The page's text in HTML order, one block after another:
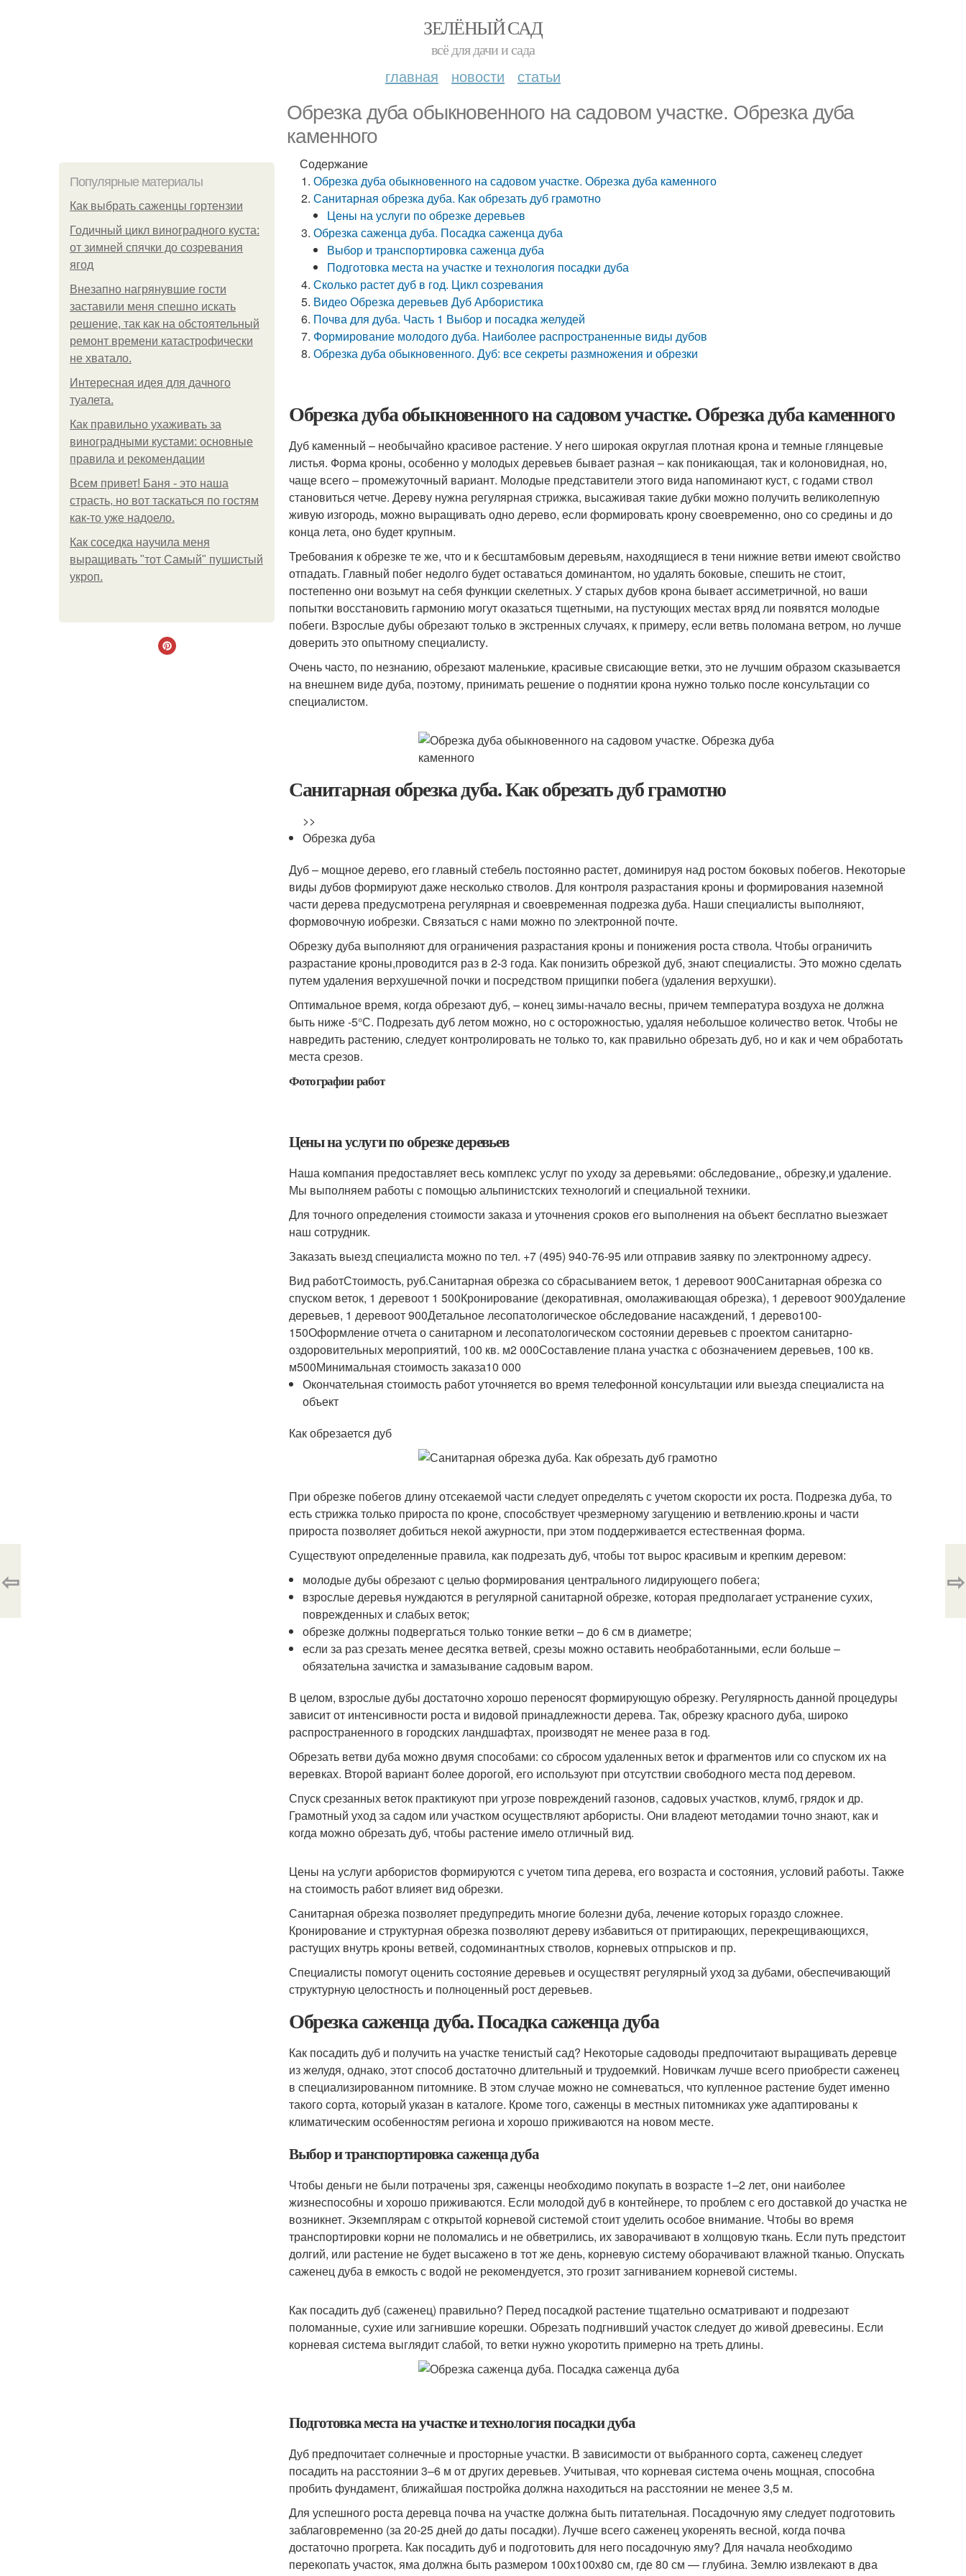
ЗЕЛЁНЫЙ САД
всё для дачи и сада
главная новости статьи
Обрезка дуба обыкновенного на садовом участке. Обрезка дуба
каменного
Популярные материалы
Как выбрать саженцы гортензии
Годичный цикл виноградного куста:
от зимней спячки до созревания
ягод
Внезапно нагрянувшие гости
заставили меня спешно искать
решение, так как на обстоятельный
ремонт времени катастрофически
не хватало.
Интересная идея для дачного
туалета.
Как правильно ухаживать за
виноградными кустами: основные
правила и рекомендации
Всем привет! Баня - это наша
страсть, но вот таскаться по гостям
как-то уже надоело.
Как соседка научила меня
выращивать "тот Самый" пушистый
укроп.
Содержание
Обрезка дуба обыкновенного на садовом участке. Обрезка дуба каменного
Санитарная обрезка дуба. Как обрезать дуб грамотно
Цены на услуги по обрезке деревьев
Обрезка саженца дуба. Посадка саженца дуба
Выбор и транспортировка саженца дуба
Подготовка места на участке и технология посадки дуба
Сколько растет дуб в год. Цикл созревания
Видео Обрезка деревьев Дуб Арбористика
Почва для дуба. Часть 1 Выбор и посадка желудей
Формирование молодого дуба. Наиболее распространенные виды дубов
Обрезка дуба обыкновенного. Дуб: все секреты размножения и обрезки
Обрезка дуба обыкновенного на садовом участке. Обрезка дуба каменного
Дуб каменный – необычайно красивое растение. У него широкая округлая плотная крона и темные глянцевые
листья. Форма кроны, особенно у молодых деревьев бывает разная – как поникающая, так и колоновидная, но,
чаще всего – промежуточный вариант. Молодые представители этого вида напоминают куст, с годами ствол
становиться четче. Дереву нужна регулярная стрижка, высаживая такие дубки можно получить великолепную
живую изгородь, можно выращивать одно дерево, если формировать крону своевременно, оно со средины и до
конца лета, оно будет крупным.
Требования к обрезке те же, что и к бесштамбовым деревьям, находящиеся в тени нижние ветви имеют свойство
отпадать. Главный побег недолго будет оставаться доминантом, но удалять боковые, спешить не стоит,
постепенно они возьмут на себя функции скелетных. У старых дубов крона бывает ассиметричной, но ваши
попытки восстановить гармонию могут оказаться тщетными, на пустующих местах вряд ли появятся молодые
побеги. Взрослые дубы обрезают только в экстренных случаях, к примеру, если ветвь поломана ветром, но лучше
доверить это опытному специалисту.
Очень часто, по незнанию, обрезают маленькие, красивые свисающие ветки, это не лучшим образом сказывается
на внешнем виде дуба, поэтому, принимать решение о поднятии крона нужно только после консультации со
специалистом.
Санитарная обрезка дуба. Как обрезать дуб грамотно
>>
Обрезка дуба
Дуб – мощное дерево, его главный стебель постоянно растет, доминируя над ростом боковых побегов. Некоторые
виды дубов формируют даже несколько стволов. Для контроля разрастания кроны и формирования наземной
части дерева предусмотрена регулярная и своевременная подрезка дуба. Наши специалисты выполняют,
формовочную иобрезки. Связаться с нами можно по электронной почте.
Обрезку дуба выполняют для ограничения разрастания кроны и понижения роста ствола. Чтобы ограничить
разрастание кроны,проводится раз в 2-3 года. Как понизить обрезкой дуб, знают специалисты. Это можно сделать
путем удаления верхушечной почки и посредством прищипки побега (удаления верхушки).
Оптимальное время, когда обрезают дуб, – конец зимы-начало весны, причем температура воздуха не должна
быть ниже -5°С. Подрезать дуб летом можно, но с осторожностью, удаляя небольшое количество веток. Чтобы не
навредить растению, следует контролировать не только то, как правильно обрезать дуб, но и как и чем обработать
места срезов.
Фотографии работ
Цены на услуги по обрезке деревьев
Наша компания предоставляет весь комплекс услуг по уходу за деревьями: обследование,, обрезку,и удаление.
Мы выполняем работы с помощью альпинистских технологий и специальной техники.
Для точного определения стоимости заказа и уточнения сроков его выполнения на объект бесплатно выезжает
наш сотрудник.
Заказать выезд специалиста можно по тел. +7 (495) 940-76-95 или отправив заявку по электронному адресу.
Вид работСтоимость, руб.Санитарная обрезка со сбрасыванием веток, 1 деревоот 900Санитарная обрезка со
спуском веток, 1 деревоот 1 500Кронирование (декоративная, омолаживающая обрезка), 1 деревоот 900Удаление
деревьев, 1 деревоот 900Детальное лесопатологическое обследование насаждений, 1 дерево100-
150Оформление отчета о санитарном и лесопатологическом состоянии деревьев с проектом санитарно-
оздоровительных мероприятий, 100 кв. м2 000Составление плана участка с обозначением деревьев, 100 кв.
м500Минимальная стоимость заказа10 000
Окончательная стоимость работ уточняется во время телефонной консультации или выезда специалиста на
объект
Как обрезается дуб
При обрезке побегов длину отсекаемой части следует определять с учетом скорости их роста. Подрезка дуба, то
есть стрижка только прироста по кроне, способствует чрезмерному загущению и ветвлению.кроны и части
прироста позволяет добиться некой ажурности, при этом поддерживается естественная форма.
Существуют определенные правила, как подрезать дуб, чтобы тот вырос красивым и крепким деревом:
молодые дубы обрезают с целью формирования центрального лидирующего побега;
взрослые деревья нуждаются в регулярной санитарной обрезке, которая предполагает устранение сухих,
поврежденных и слабых веток;
обрезке должны подвергаться только тонкие ветки – до 6 см в диаметре;
если за раз срезать менее десятка ветвей, срезы можно оставить необработанными, если больше –
обязательна зачистка и замазывание садовым варом.
В целом, взрослые дубы достаточно хорошо переносят формирующую обрезку. Регулярность данной процедуры
зависит от интенсивности роста и видовой принадлежности дерева. Так, обрезку красного дуба, широко
распространенного в городских ландшафтах, производят не менее раза в год.
Обрезать ветви дуба можно двумя способами: со сбросом удаленных веток и фрагментов или со спуском их на
веревках. Второй вариант более дорогой, его используют при отсутствии свободного места под деревом.
Спуск срезанных веток практикуют при угрозе повреждений газонов, садовых участков, клумб, грядок и др.
Грамотный уход за садом или участком осуществляют арбористы. Они владеют методамии точно знают, как и
когда можно обрезать дуб, чтобы растение имело отличный вид.
Цены на услуги арбористов формируются с учетом типа дерева, его возраста и состояния, условий работы. Также
на стоимость работ влияет вид обрезки.
Санитарная обрезка позволяет предупредить многие болезни дуба, лечение которых гораздо сложнее.
Кронирование и структурная обрезка позволяют дереву избавиться от притирающих, перекрещивающихся,
растущих внутрь кроны ветвей, содоминантных стволов, корневых отпрысков и пр.
Специалисты помогут оценить состояние деревьев и осуществят регулярный уход за дубами, обеспечивающий
структурную целостность и полноценный рост деревьев.
Обрезка саженца дуба. Посадка саженца дуба
Как посадить дуб и получить на участке тенистый сад? Некоторые садоводы предпочитают выращивать деревце
из желудя, однако, этот способ достаточно длительный и трудоемкий. Новичкам лучше всего приобрести саженец
в специализированном питомнике. В этом случае можно не сомневаться, что купленное растение будет именно
такого сорта, который указан в каталоге. Кроме того, саженцы в местных питомниках уже адаптированы к
климатическим особенностям региона и хорошо приживаются на новом месте.
Выбор и транспортировка саженца дуба
Чтобы деньги не были потрачены зря, саженцы необходимо покупать в возрасте 1–2 лет, они наиболее
жизнеспособны и хорошо приживаются. Если молодой дуб в контейнере, то проблем с его доставкой до участка не
возникнет. Экземплярам с открытой корневой системой стоит уделить особое внимание. Чтобы во время
транспортировки корни не поломались и не обветрились, их заворачивают в холщовую ткань. Если путь предстоит
долгий, или растение не будет высажено в тот же день, корневую систему оборачивают влажной тканью. Опускать
саженец дуба в емкость с водой не рекомендуется, это грозит загниванием корневой системы.
Как посадить дуб (саженец) правильно? Перед посадкой растение тщательно осматривают и подрезают
поломанные, сухие или загнившие корешки. Обрезать подгнивший участок следует до живой древесины. Если
корневая система выглядит слабой, то ветки нужно укоротить примерно на треть длины.
Подготовка места на участке и технология посадки дуба
Дуб предпочитает солнечные и просторные участки. В зависимости от выбранного сорта, саженец следует
посадить на расстоянии 3–6 м от других деревьев. Учитывая, что корневая система очень мощная, способна
пробить фундамент, ближайшая постройка должна находиться на расстоянии не менее 3,5 м.
Для успешного роста деревца почва на участке должна быть питательная. Посадочную яму следует подготовить
заблаговременно (за 20-25 дней до даты посадки). Лучше всего саженец укоренять весной, когда почва
достаточно прогрета. Как посадить дуб и подготовить для него посадочную яму? Для начала необходимо
перекопать участок, яма должна быть размером 100х100х80 см, где 80 см — глубина. Землю извлекают в два
⇦ ⇨